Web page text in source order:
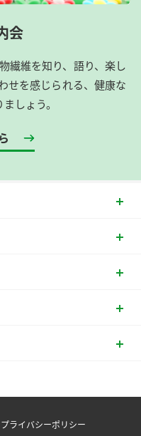
会
繊維を知り、語り、楽し
せを感じられる、健康な
しょう。
プライバシーポリシー